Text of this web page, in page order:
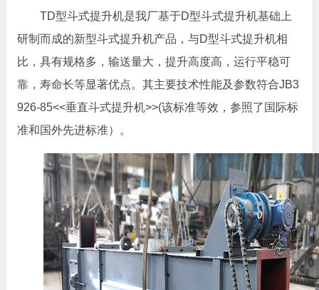
TD型斗式提升机是我厂基于D型斗式提升机基础上
研制而成的新型斗式提升机产品，与D型斗式提升机相
比，具有规格多，输送量大，提升高度高，运行平稳可
靠，寿命长等显著优点。其主要技术性能及参数符合JB3
926-85<<垂直斗式提升机>>(该标准等效，参照了国际标
准和国外先进标准）。